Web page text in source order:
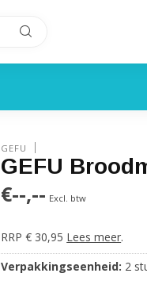
GEFU
GEFU
€--,-- Excl. btw
RRP € 30,95 Lees meer.
Verpakkingseenheid: 2